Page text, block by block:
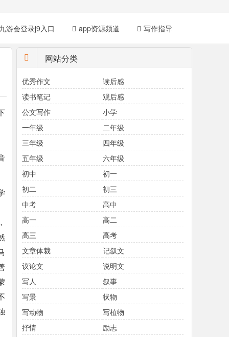
游会登录j9入口 app资源频道 写作指导
网站分类
优秀作文
读后感
读书笔记
观后感
公文写作
小学
一年级
二年级
三年级
四年级
五年级
六年级
初中
初一
初二
初三
中考
高中
高一
高二
高三
高考
文章体裁
记叙文
议论文
说明文
写人
叙事
写景
状物
写动物
写植物
抒情
励志